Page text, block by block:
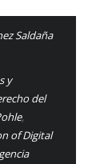
Saldaña
y
del
,
of Digital